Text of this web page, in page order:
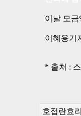
이날 모
이혜용기
* 출처 :
호접란효리